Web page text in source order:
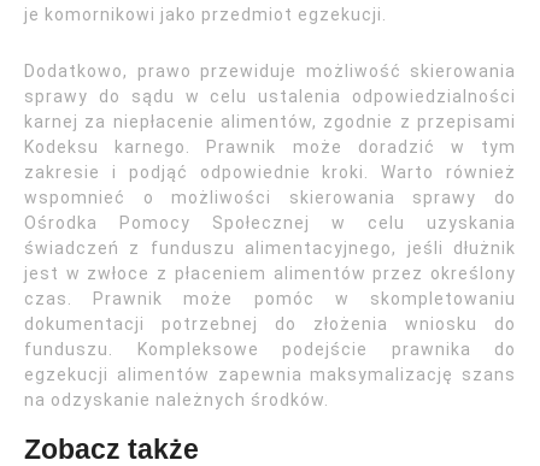
je komornikowi jako przedmiot egzekucji.
Dodatkowo, prawo przewiduje możliwość skierowania
sprawy do sądu w celu ustalenia odpowiedzialności
karnej za niepłacenie alimentów, zgodnie z przepisami
Kodeksu karnego. Prawnik może doradzić w tym
zakresie i podjąć odpowiednie kroki. Warto również
wspomnieć o możliwości skierowania sprawy do
Ośrodka Pomocy Społecznej w celu uzyskania
świadczeń z funduszu alimentacyjnego, jeśli dłużnik
jest w zwłoce z płaceniem alimentów przez określony
czas. Prawnik może pomóc w skompletowaniu
dokumentacji potrzebnej do złożenia wniosku do
funduszu. Kompleksowe podejście prawnika do
egzekucji alimentów zapewnia maksymalizację szans
na odzyskanie należnych środków.
Zobacz także